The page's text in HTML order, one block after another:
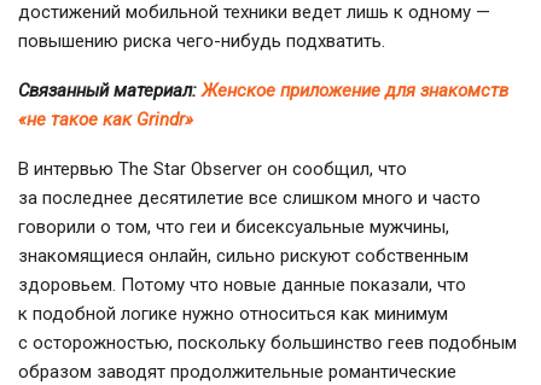
достижений мобильной техники ведет лишь к одному —
повышению риска чего-нибудь подхватить.
Связанный материал:Женское приложение для знакомств
«не такое как Grindr»
В интервью The Star Observer он сообщил, что
за последнее десятилетие все слишком много и часто
говорили о том, что геи и бисексуальные мужчины,
знакомящиеся онлайн, сильно рискуют собственным
здоровьем. Потому что новые данные показали, что
к подобной логике нужно относиться как минимум
с осторожностью, поскольку большинство геев подобным
образом заводят продолжительные романтические